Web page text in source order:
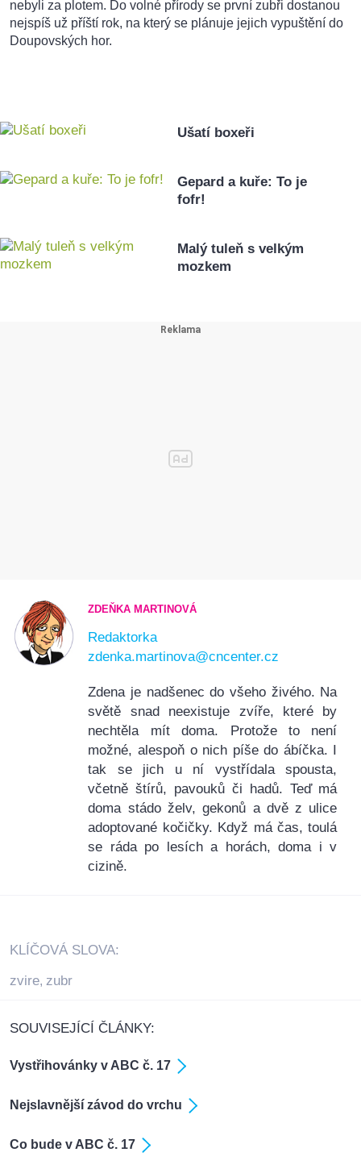
nebyli za plotem. Do volné přírody se první zubři dostanou
nejspíš už příští rok, na který se plánuje jejich vypuštění do
Doupovských hor.
Ušatí boxeři
Gepard a kuře: To je
fofr!
Malý tuleň s velkým
mozkem
ZDEŇKA MARTINOVÁ
Redaktorka
zdenka.martinova@cncenter.cz
Zdena je nadšenec do všeho živého. Na
světě snad neexistuje zvíře, které by
nechtěla mít doma. Protože to není
možné, alespoň o nich píše do ábíčka. I
tak se jich u ní vystřídala spousta,
včetně štírů, pavouků či hadů. Teď má
doma stádo želv, gekonů a dvě z ulice
adoptované kočičky. Když má čas, toulá
se ráda po lesích a horách, doma i v
cizině.
KLÍČOVÁ SLOVA:
zvire, zubr
SOUVISEJÍCÍ ČLÁNKY:
Vystřihovánky v ABC č. 17
Nejslavnější závod do vrchu
Co bude v ABC č. 17